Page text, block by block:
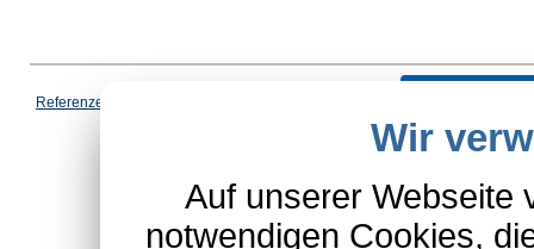
Referenzen
*Schulte-Hauptkatalog,
Wir
Auf unserer Webseite
notwendigen Cookies,